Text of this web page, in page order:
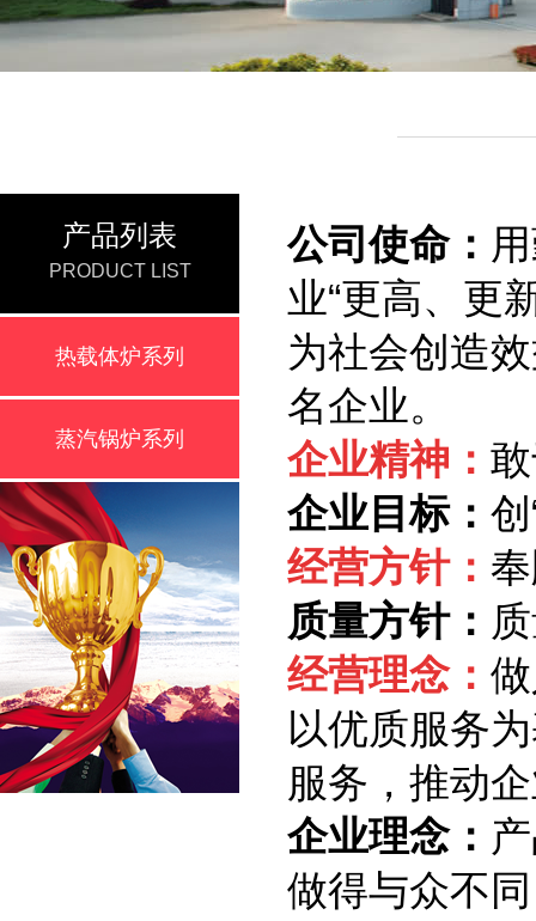
产品列表
PRODUCT LIST
热载体炉系列
蒸汽锅炉系列
公司使命：
业“更高、更
为社会创造
名企业。
企业精神：
企业目标：
经营方针：
质量方针：
经营理念：
以优质服务
服务，推动
企业理念：
做得与众不